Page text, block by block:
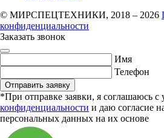
© МИРСПЕЦТЕХНИКИ, 2018 – 2026
конфиденциальности
Заказать звонок
Имя
Телефон
Отправить заявку
*При отправке заявки, я соглашаюсь с
конфиденциальности и даю согласие
персональных данных на их основе